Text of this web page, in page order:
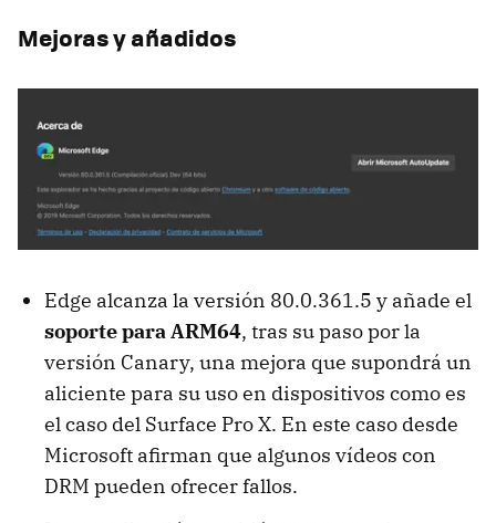
Mejoras y añadidos
Edge alcanza la versión 80.0.361.5 y añade el
soporte para ARM64, tras su paso por la
versión Canary, una mejora que supondrá un
aliciente para su uso en dispositivos como es
el caso del Surface Pro X. En este caso desde
Microsoft afirman que algunos vídeos con
DRM pueden ofrecer fallos.